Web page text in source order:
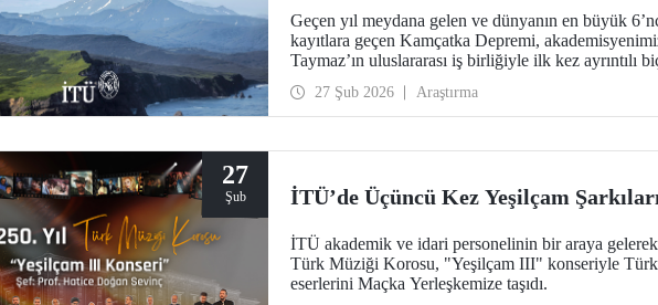
Geçen yıl meydana gelen ve dünyanın en büyük
kayıtlara geçen Kamçatka Depremi,
Taymaz’ın uluslararası iş birliğiyle ilk kez ayrıntılı
dinamikleri ve doğal afet zararlarına yönelik değerli
ortaya koydu.
27 Şub 2026 Araştırma
27
Şub İTÜ’de Üçüncü Kez Yeşilçam
İTÜ akademik ve idari personelinin bir araya
Türk Müziği Korosu, "Yeşilçam III" konseriyle Türk
eserlerini Maçka Yerleşkemize taşıdı.